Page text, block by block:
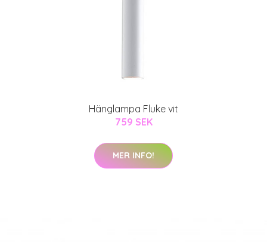
Hänglampa Fluke vit
759 SEK
MER INFO!